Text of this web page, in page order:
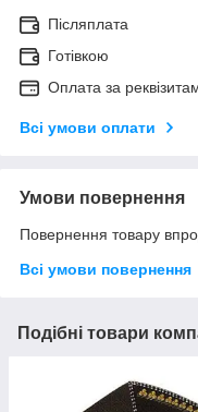
Післяплата
Готівкою
Оплата за
Всі умови оплати
Умови повернення
Повернення товару
Всі умови повернення
Подібні товари